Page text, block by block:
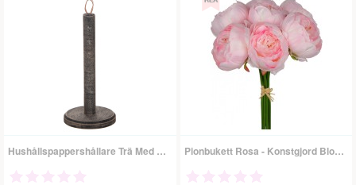
Hushållspappershållare Trä Med Skinnknopp Pionbukett Rosa - Konstgjord Blomma